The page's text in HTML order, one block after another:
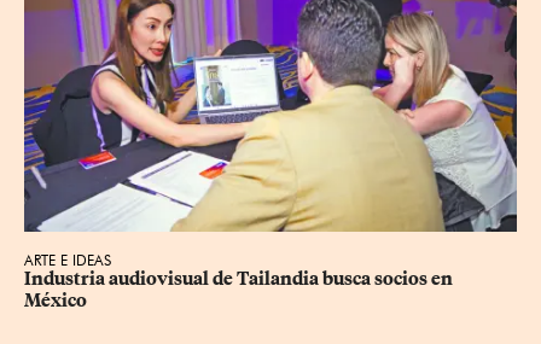
ARTE E IDEAS
Industria audiovisual de Tailandia busca socios en
México